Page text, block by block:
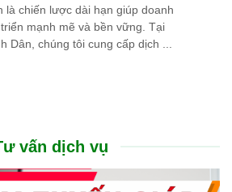
là chiến lược dài hạn giúp doanh
mạnh mẽ và bền vững. Tại
Dân, chúng tôi cung cấp dịch ...
vấn dịch vụ